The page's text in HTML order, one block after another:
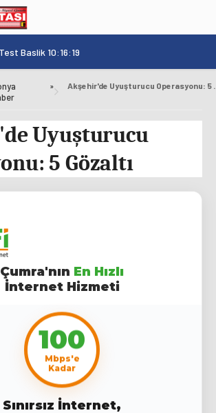
Test Baslik 10:16:19
» Akşehir'de
Uyuşturucu
5 Gözaltı
Çumra'nın En Hızlı
İnternet Hizmeti
100
Mbps'e
Kadar
Sınırsız İnternet,